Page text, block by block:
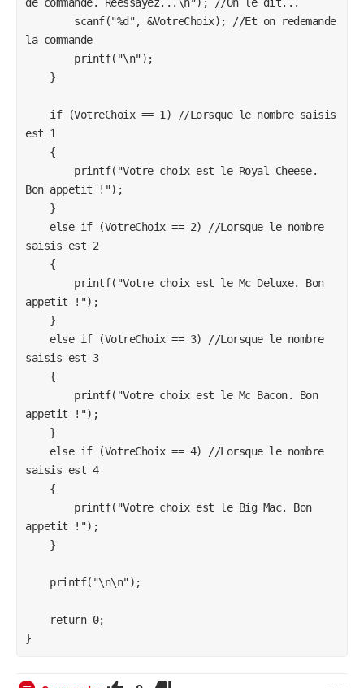
la commande
est 1
Bon appetit !");
saisis est 2
appetit !");
saisis est 3
appetit !");
saisis est 4
appetit !");
}